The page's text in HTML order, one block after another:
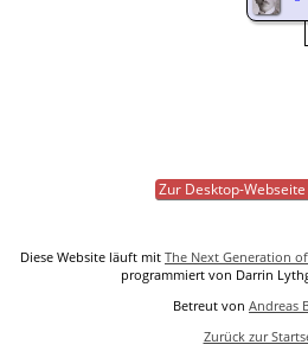
Zur Desktop-
Diese Website läuft mit The Next Generation
programmiert von Darrin
Betreut von Andreas
Zurück zur